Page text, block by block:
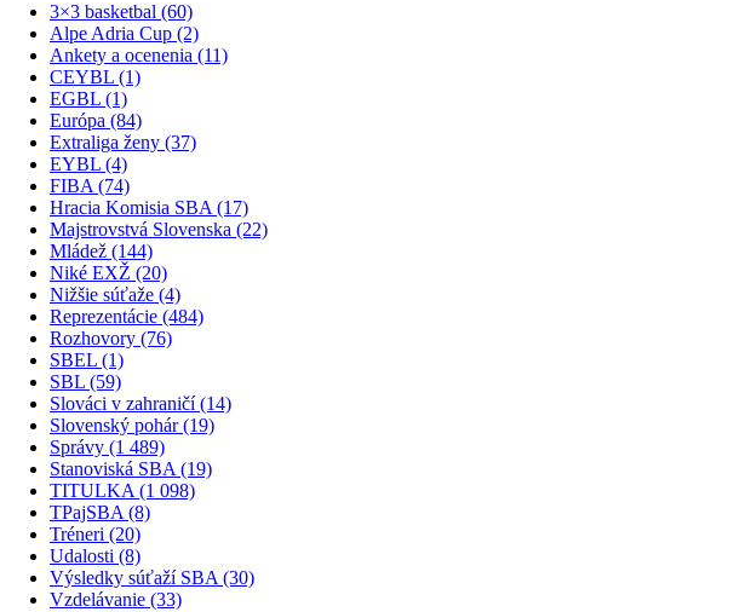
3×3 basketbal (60)
Alpe Adria Cup (2)
Ankety a ocenenia (11)
CEYBL (1)
EGBL (1)
Európa (84)
Extraliga ženy (37)
EYBL (4)
FIBA (74)
Hracia Komisia SBA (17)
Majstrovstvá Slovenska (22)
Mládež (144)
Niké EXŽ (20)
Nižšie súťaže (4)
Reprezentácie (484)
Rozhovory (76)
SBEL (1)
SBL (59)
Slováci v zahraničí (14)
Slovenský pohár (19)
Správy (1 489)
Stanoviská SBA (19)
TITULKA (1 098)
TPajSBA (8)
Tréneri (20)
Udalosti (8)
Výsledky súťaží SBA (30)
Vzdelávanie (33)